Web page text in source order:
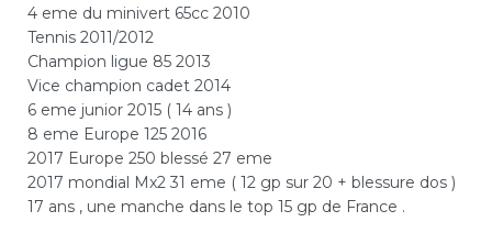
4 eme du minivert 65cc 2010
Tennis 2011/2012
Champion ligue 85 2013
Vice champion cadet 2014
6 eme junior 2015 ( 14 ans )
8 eme Europe 125 2016
2017 Europe 250 blessé 27 eme
2017 mondial Mx2 31 eme ( 12 gp sur 20 + blessure dos )
17 ans , une manche dans le top 15 gp de France .